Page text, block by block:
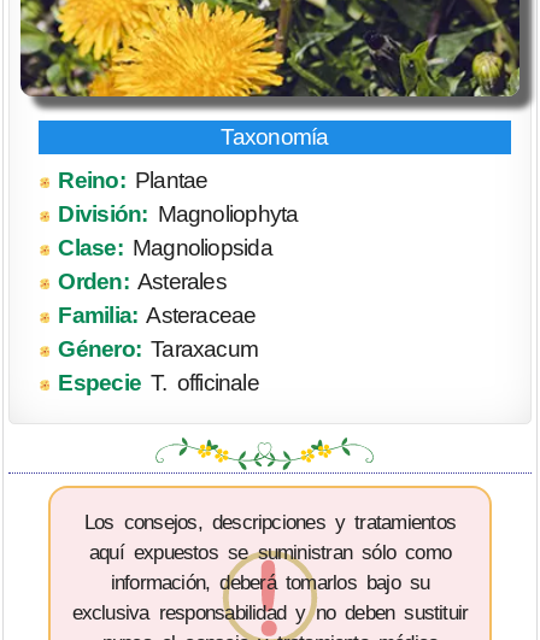
Reino:Plantae
División: Magnoliophyta
Clase:Magnoliopsida
Orden:Asterales
Familia: Asteraceae
Género: Taraxacum
Especie T. officinale
Los consejos, descripciones y tratamientos
aquí expuestos se suministran sólo como
información, deberá tomarlos bajo su
exclusiva responsabilidad y no deben sustituir